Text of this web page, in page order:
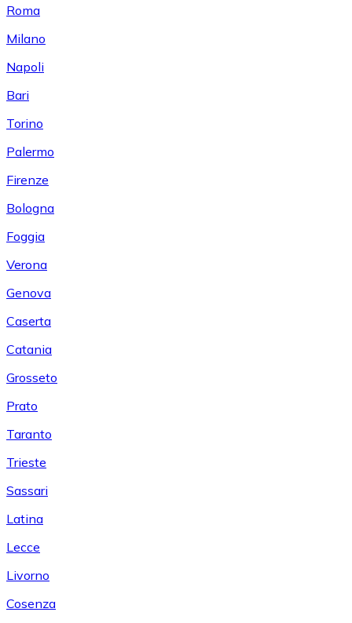
Roma
Milano
Napoli
Bari
Torino
Palermo
Firenze
Bologna
Foggia
Verona
Genova
Caserta
Catania
Grosseto
Prato
Taranto
Trieste
Sassari
Latina
Lecce
Livorno
Cosenza